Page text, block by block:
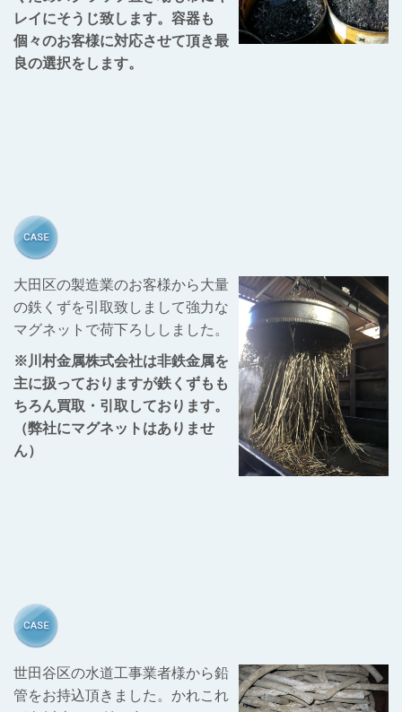
レイにそうじ致します。容器も
個々のお客様に対応させて頂き最
良の選択をします。
大田区の製造業のお客様から大量
の鉄くずを引取致しまして強力な
マグネットで荷下ろししました。
※川村金属株式会社は非鉄金属を
主に扱っておりますが鉄くずもも
ちろん買取・引取しております。
（弊社にマグネットはありませ
ん）
世田谷区の水道工事業者様から鉛
管をお持込頂きました。かれこれ